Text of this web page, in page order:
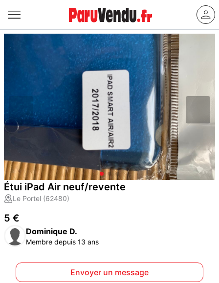
Étui iPad Air neuf/revente
Le Portel (62480)
5 €
Dominique D.
Membre depuis 13 ans
Envoyer un message